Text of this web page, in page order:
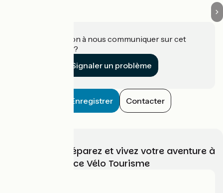
Une information à nous communiquer sur cet
établissement ?
Signaler un problème
Enregistrer Contacter
Choisissez, préparez et vivez votre aventure à
vélo avec France Vélo Tourisme